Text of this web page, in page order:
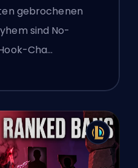
gebrochenen
sind No-
Cha…